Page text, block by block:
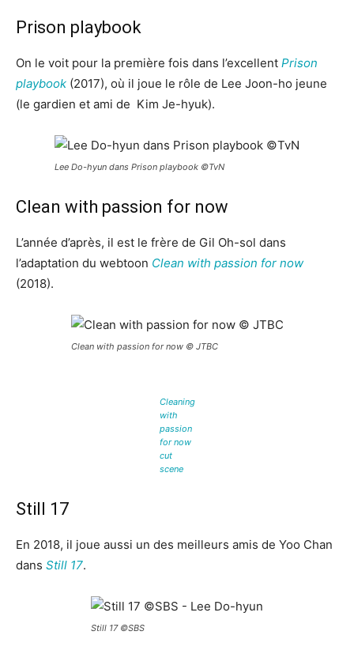
Prison playbook
On le voit pour la première fois dans l’excellent Prison
playbook (2017), où il joue le rôle de Lee Joon-ho jeune
(le gardien et ami de Kim Je-hyuk).
Lee Do-hyun dans Prison playbook ©TvN
Clean with passion for now
L’année d’après, il est le frère de Gil Oh-sol dans
l’adaptation du webtoon Clean with passion for now
(2018).
Clean with passion for now © JTBC
Cleaning
with
passion
for now
cut
scene
Still 17
En 2018, il joue aussi un des meilleurs amis de Yoo Chan
dans Still 17.
Still 17 ©SBS